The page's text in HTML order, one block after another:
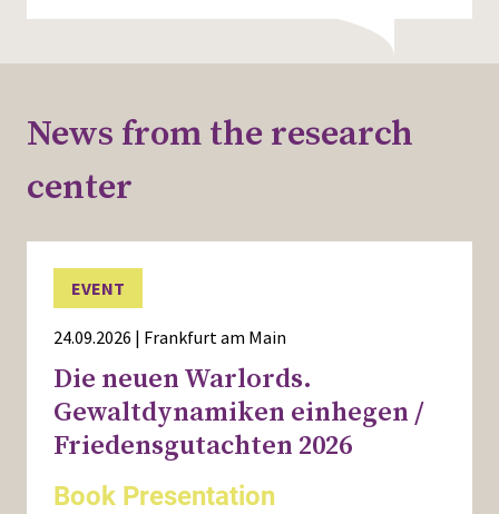
News from the research
center
EVENT
24.09.2026 | Frankfurt am Main
Die neuen Warlords.
Gewaltdynamiken einhegen /
Friedensgutachten 2026
Book Presentation